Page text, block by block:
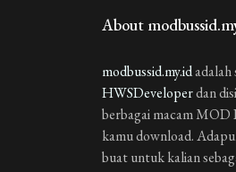
About
modbussid.my.idadalah
HWSDeveloperdan
berbagai macam MOD
kamu download.
buat untuk kalian